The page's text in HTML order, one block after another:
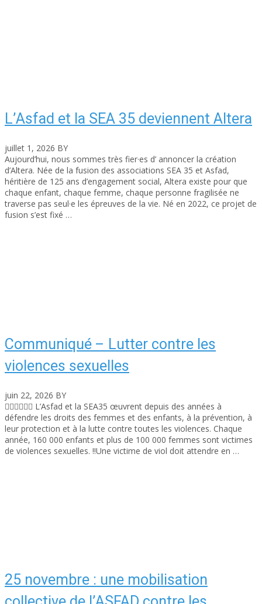
L’Asfad et la SEA 35 deviennent Altera
juillet 1, 2026 BY
Aujourd’hui, nous sommes très fier·es d’ annoncer la création
d’Altera. Née de la fusion des associations SEA 35 et Asfad,
héritière de 125 ans d’engagement social, Altera existe pour que
chaque enfant, chaque femme, chaque personne fragilisée ne
traverse pas seul·e les épreuves de la vie. Né en 2022, ce projet de
fusion s’est fixé …
Communiqué – Lutter contre les
violences sexuelles
juin 22, 2026 BY
✊🏽✊🏾✊🏻 L’Asfad et la SEA35 œuvrent depuis des années à
défendre les droits des femmes et des enfants, à la prévention, à
leur protection et à la lutte contre toutes les violences. Chaque
année, 160 000 enfants et plus de 100 000 femmes sont victimes
de violences sexuelles. ‼️Une victime de viol doit attendre en …
25 novembre : une mobilisation